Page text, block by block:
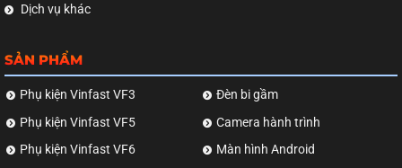
Dịch vụ khác
SẢN PHẨM
Phụ kiện Vinfast VF3
Phụ kiện Vinfast VF5
Phụ kiện Vinfast VF6
Đèn bi gầm
Camera hành trình
Màn hình Android